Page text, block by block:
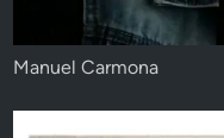
Manuel Carmona